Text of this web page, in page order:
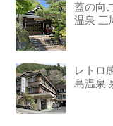
蓋の向
温泉 三
レトロ
島温泉